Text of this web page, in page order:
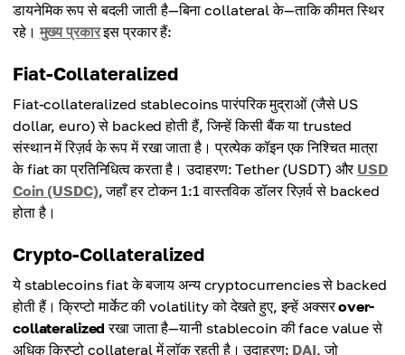
डायनेमिक रूप से बदली जाती है—बिना collateral के—ताकि कीमत स्थिर
रहे।मुख्य प्रकारइस प्रकार हैं:
Fiat-Collateralized
Fiat-collateralized stablecoins पारंपरिक मुद्राओं (जैसे US
dollar, euro) से backed होती हैं, जिन्हें किसी बैंक या trusted
संस्थान में रिज़र्व के रूप में रखा जाता है। प्रत्येक कॉइन एक निश्चित मात्रा
के fiat का प्रतिनिधित्व करता है। उदाहरण: Tether (USDT) और USD
Coin (USDC), जहाँ हर टोकन 1:1 वास्तविक डॉलर रिज़र्व से backed
होता है।
Crypto-Collateralized
ये stablecoins fiat के बजाय अन्य cryptocurrencies से backed
होती हैं। क्रिप्टो मार्केट की volatility को देखते हुए, इन्हें अक्सरover-
collateralized रखा जाता है—यानी stablecoin की face value से
अधिक क्रिप्टो collateral में लॉक रहती है। उदाहरण: DAI, जो